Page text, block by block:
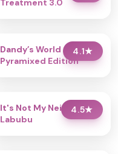
Treatment 3.0
4.1★
Dandy’s World
Pyramixed Edition
4.5★
It's Not My Neighbor:
Labubu